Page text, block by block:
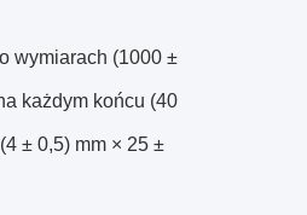
wymiarach (1000 ±
każdym końcu (40
(4 ± 0,5) mm × 25 ±